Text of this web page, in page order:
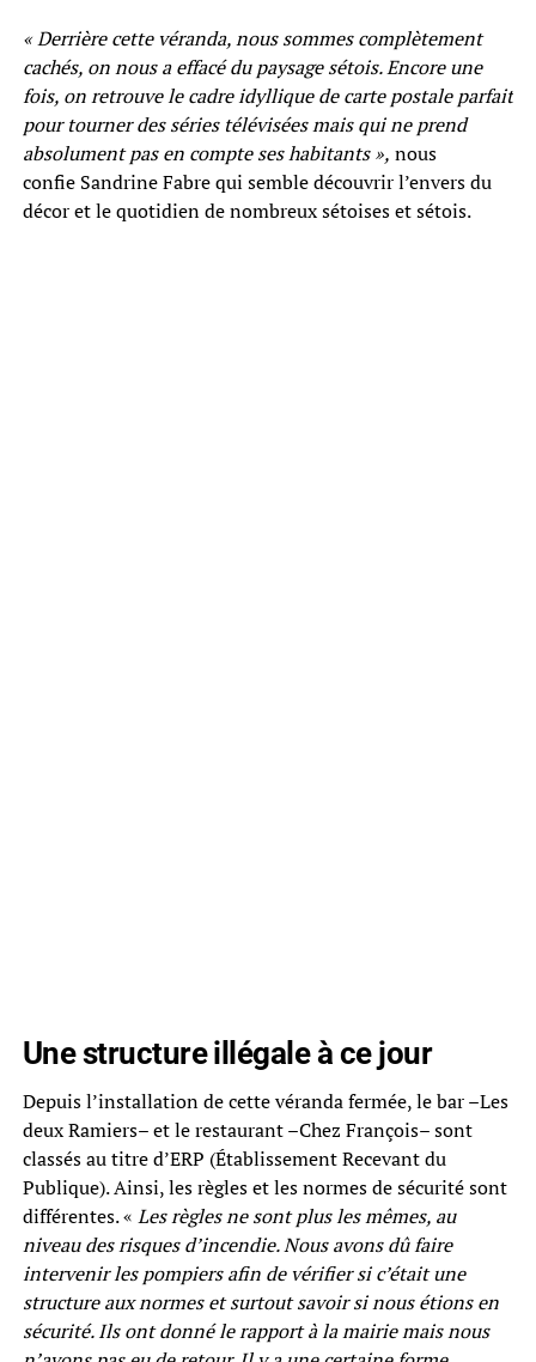
« Derrière cette véranda, nous sommes complètement
cachés, on nous a effacé du paysage sétois. Encore une
fois, on retrouve le cadre idyllique de carte postale parfait
pour tourner des séries télévisées mais qui ne prend
absolument pas en compte ses habitants », nous
confie Sandrine Fabre qui semble découvrir l’envers du
décor et le quotidien de nombreux sétoises et sétois.
Une structure illégale à ce jour
Depuis l’installation de cette véranda fermée, le bar –Les
deux Ramiers– et le restaurant –Chez François– sont
classés au titre d’ERP (Établissement Recevant du
Publique). Ainsi, les règles et les normes de sécurité sont
différentes. « Les règles ne sont plus les mêmes, au
niveau des risques d’incendie. Nous avons dû faire
intervenir les pompiers afin de vérifier si c’était une
structure aux normes et surtout savoir si nous étions en
sécurité. Ils ont donné le rapport à la mairie mais nous